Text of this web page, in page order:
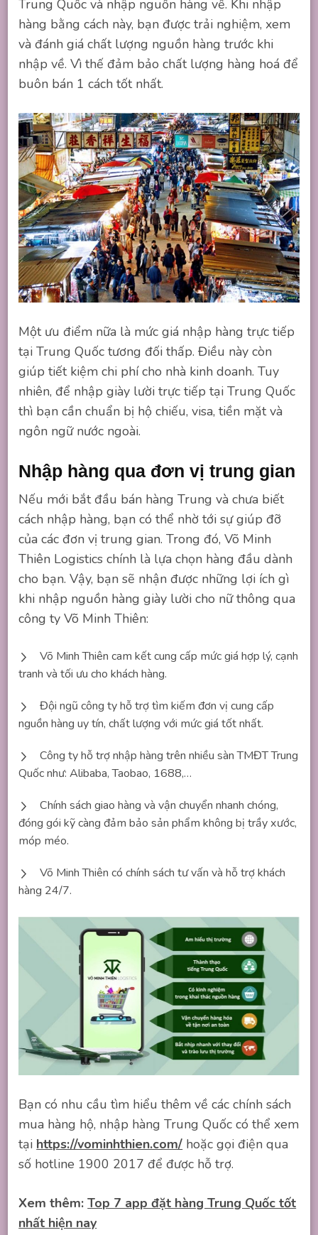
Trung Quốc và nhập nguồn hàng về. Khi nhập
hàng bằng cách này, bạn được trải nghiệm, xem
và đánh giá chất lượng nguồn hàng trước khi
nhập về. Vì thế đảm bảo chất lượng hàng hoá để
buôn bán 1 cách tốt nhất.
Một ưu điểm nữa là mức giá nhập hàng trực tiếp
tại Trung Quốc tương đối thấp. Điều này còn
giúp tiết kiệm chi phí cho nhà kinh doanh. Tuy
nhiên, để nhập giày lười trực tiếp tại Trung Quốc
thì bạn cần chuẩn bị hộ chiếu, visa, tiền mặt và
ngôn ngữ nước ngoài.
Nhập hàng qua đơn vị trung gian
Nếu mới bắt đầu bán hàng Trung và chưa biết
cách nhập hàng, bạn có thể nhờ tới sự giúp đỡ
của các đơn vị trung gian. Trong đó, Võ Minh
Thiên Logistics chính là lựa chọn hàng đầu dành
cho bạn. Vậy, bạn sẽ nhận được những lợi ích gì
khi nhập nguồn hàng giày lười cho nữ thông qua
công ty Võ Minh Thiên:
Võ Minh Thiên cam kết cung cấp mức giá hợp lý, cạnh
tranh và tối ưu cho khách hàng.
Đội ngũ công ty hỗ trợ tìm kiếm đơn vị cung cấp
nguồn hàng uy tín, chất lượng với mức giá tốt nhất.
Công ty hỗ trợ nhập hàng trên nhiều sàn TMĐT Trung
Quốc như: Alibaba, Taobao, 1688,…
Chính sách giao hàng và vận chuyển nhanh chóng,
đóng gói kỹ càng đảm bảo sản phẩm không bị trầy xước,
móp méo.
Võ Minh Thiên có chính sách tư vấn và hỗ trợ khách
hàng 24/7.
Bạn có nhu cầu tìm hiểu thêm về các chính sách
mua hàng hộ, nhập hàng Trung Quốc có thể xem
tại https://vominhthien.com/ hoặc gọi điện qua
số hotline 1900 2017 để được hỗ trợ.
Xem thêm:Top 7 app đặt hàng Trung Quốc tốt
nhất hiện nay